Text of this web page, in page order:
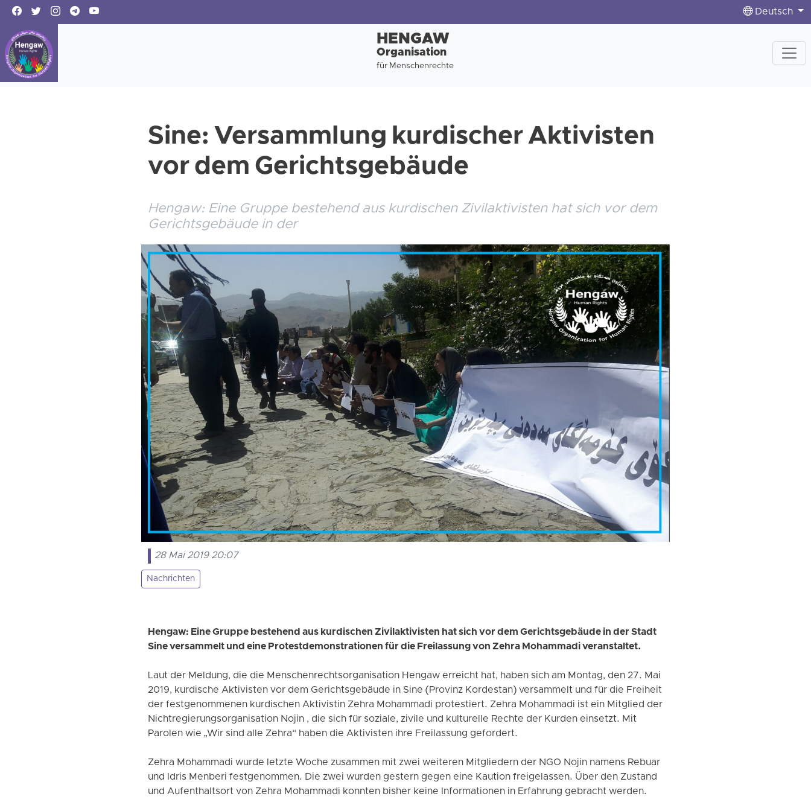
Deutsch
HENGAW
Organisation
für Menschenrechte
Sine: Versammlung kurdischer Aktivisten
vor dem Gerichtsgebäude
Hengaw: Eine Gruppe bestehend aus kurdischen Zivilaktivisten hat sich vor dem
Gerichtsgebäude in der
28 Mai 2019 20:07
Nachrichten
Hengaw: Eine Gruppe bestehend aus kurdischen Zivilaktivisten hat sich vor dem Gerichtsgebäude in der Stadt
Sine versammelt und eine Protestdemonstrationen für die Freilassung von Zehra Mohammadi veranstaltet.
Laut der Meldung, die die Menschenrechtsorganisation Hengaw erreicht hat, haben sich am Montag, den 27. Mai
2019, kurdische Aktivisten vor dem Gerichtsgebäude in Sine (Provinz Kordestan) versammelt und für die Freiheit
der festgenommenen kurdischen Aktivistin Zehra Mohammadi protestiert. Zehra Mohammadi ist ein Mitglied der
Nichtregierungsorganisation Nojin , die sich für soziale, zivile und kulturelle Rechte der Kurden einsetzt. Mit
Parolen wie „Wir sind alle Zehra“ haben die Aktivisten ihre Freilassung gefordert.
Zehra Mohammadi wurde letzte Woche zusammen mit zwei weiteren Mitgliedern der NGO Nojin namens Rebuar
und Idris Menberi festgenommen. Die zwei wurden gestern gegen eine Kaution freigelassen. Über den Zustand
und Aufenthaltsort von Zehra Mohammadi konnten bisher keine Informationen in Erfahrung gebracht werden.